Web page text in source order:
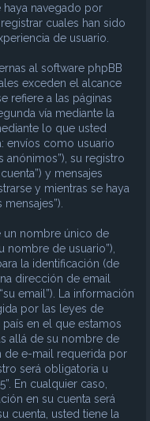
haya navegado por
cuales han sido
de usuario.
al software phpBB
exceden el alcance
refiere a las páginas
vía mediante la
lo que usted
envíos como usuario
anónimos”), su registro
y mensajes
y mientras se haya
un nombre único de
nombre de usuario”),
la identificación (de
dirección de email
email”). La información
por las leyes de
en el que estamos
allá de su nombre de
de e-mail requerida por
será obligatoria u
En cualquier caso,
en su cuenta será
cuenta, usted tiene la